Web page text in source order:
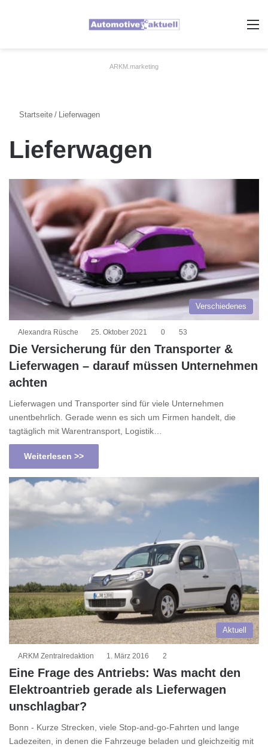
ARKM.marketing
Startseite / Lieferwagen
Lieferwagen
Verschiedenes
Alexandra Rüsche 25. Oktober 2021 0 53
Die Versicherung für den Transporter &
Lieferwagen – darauf müssen Unternehmen
achten
Lieferwagen und Transporter sind für viele Unternehmen
unentbehrlich. Gerade wenn es sich um Firmen handelt, die
tagtäglich mit Warentransport, Logistik…
Weiterlesen >>
Aktuell
ARKM Zentralredaktion 1. März 2016 2
Eine Frage des Antriebs: Was macht den
Elektroantrieb gerade als Lieferwagen
unschlagbar?
Bonn - Kurze Strecken, viele Stop-and-go-Fahrten und lange
Ladezeiten, in denen die Fahrzeuge beladen und gleichzeitig mit